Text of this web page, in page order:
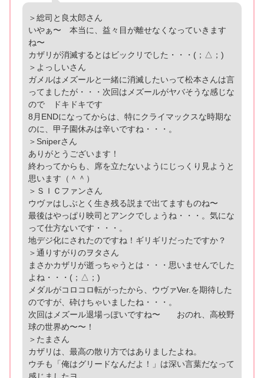
＞総司と良太郎さん
いやぁ〜 本当に、益々目が離せなくなっていきます
ね〜
カザリが消滅するとはビックリでした・・・(；△；)
＞よっしいさん
ガメルはメズールと一緒に消滅したいって松本さんは言
ってましたが・・・次回はメズールがヤバそうな感じな
ので ドキドキです
8月ENDになってからは、特にクライマックスな時期な
のに、甲子園休みは辛いですね・・・。
＞Sniperさん
ありがとうございます！
終わってからも、席を立たないようにじっくり見ようと
思います（＾＾）
＞ＳＩＣファンさん
ウヴァはしぶとく生き残る説まで出てますものね〜
最後はやっぱり映司とアンクでしょうね・・・。気にな
って仕方ないです・・・。
地デジ化にされたのですね！ギリギリだったですか？
＞通りすがりのヲタさん
まさかカザリが逝っちゃうとは・・・思いませんでした
よね・・・(；△；)
メダルがコロコロ転がったから、ウヴァVer.を期待した
のですが、砕けちゃいましたね・・・。
次回はメズール退場っぽいですね〜 おのれ、高校野
球の世界め〜〜！
＞たまさん
カザリは、最高の散り方ではありましたよね。
ウチも「俺はグリードなんだよ！」は深い言葉だなって